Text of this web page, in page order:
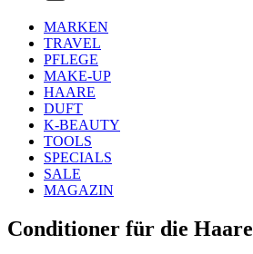
MARKEN
TRAVEL
PFLEGE
MAKE-UP
HAARE
DUFT
K-BEAUTY
TOOLS
SPECIALS
SALE
MAGAZIN
Conditioner für die Haare